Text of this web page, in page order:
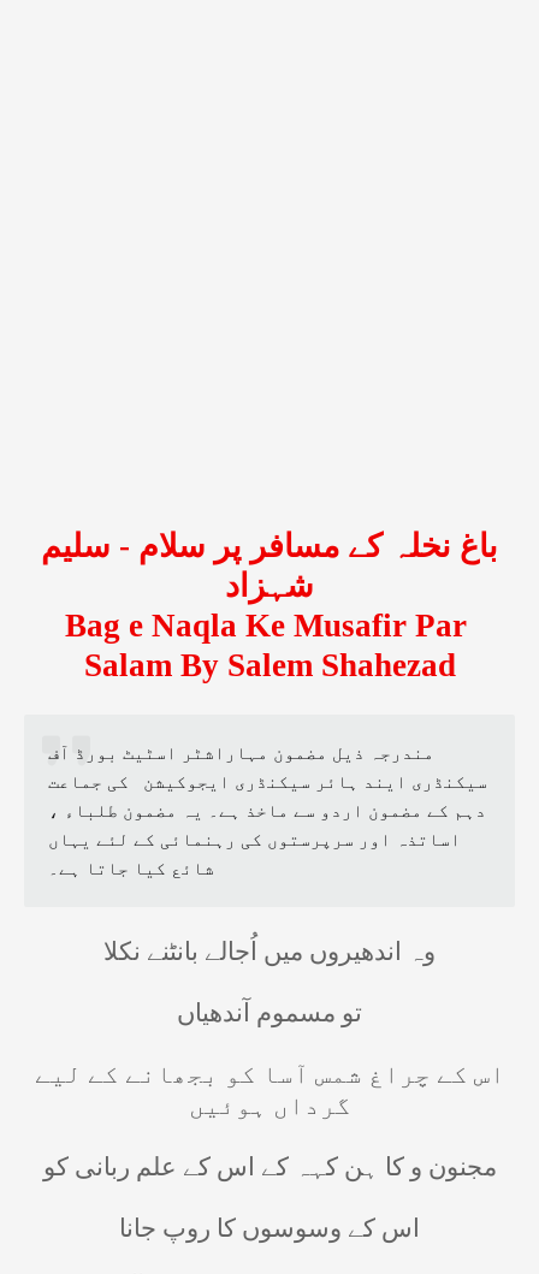
باغ نخلہ کے مسافر پر سلام - سلیم
شہزاد
Bag e Naqla Ke Musafir Par
Salam By Salem Shahezad
مندرجہ ذیل مضمون مہاراشٹر اسٹیٹ بورڈ آف
سیکنڈری ایند ہائر سیکنڈری ایجوکیشن
کی جماعت
دہم کے مضمون اردو سے ماخذ ہے۔ یہ مضمون طلباء ،
اساتذہ اور سرپرستوں کی رہنمائی کے لئے یہاں
شائع کیا جاتا ہے۔
وہ اندھیروں میں اُجالے بانٹنے نکلا
تو مسموم آندھیاں
اس کے چراغ شمس آسا کو بجھانے کے لیے
گرداں ہوئیں
مجنون و کا ہن کہہ کے اس کے علم ربانی کو
اس کے وسوسوں کا روپ جانا